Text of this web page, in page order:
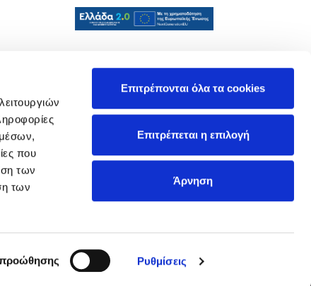
που
των
των
Ρυθμίσεις
Επιτρέπονται όλα τα cookies
Επιτρέπεται η επιλογή
Άρνηση